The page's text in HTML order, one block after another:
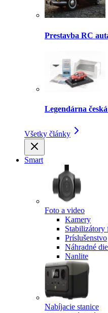
Prestavba RC
Legendárna
Všetky články
Smart
Foto a video
Kamery
Stabilizátory
Príslušenstvo
Náhradné
Nanlite
Nabíjacie stanice